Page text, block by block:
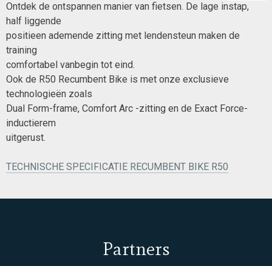
Ontdek de ontspannen manier van fietsen. De lage instap,
half liggende
positieen ademende zitting met lendensteun maken de
training
comfortabel vanbegin tot eind.
Ook de R50 Recumbent Bike is met onze exclusieve
technologieën zoals
Dual Form-frame, Comfort Arc -zitting en de Exact Force-
inductierem
uitgerust.
TECHNISCHE SPECIFICATIE RECUMBENT BIKE R50
Partners